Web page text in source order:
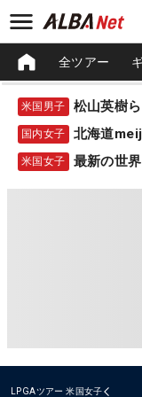
全ツアー
米国男子
国内女子 北海道
米国女子 最新の世
LPGAツアー 米国女子